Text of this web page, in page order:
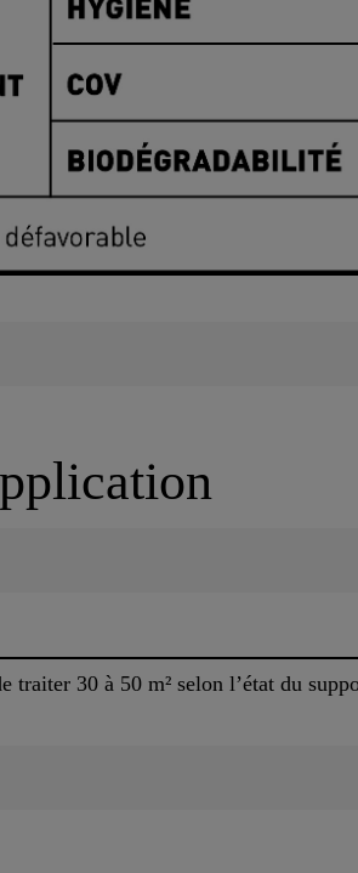
30 à 50 m² selon l’état du